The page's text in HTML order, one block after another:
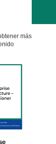
más